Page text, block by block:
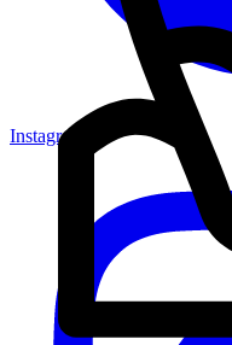
Instagram